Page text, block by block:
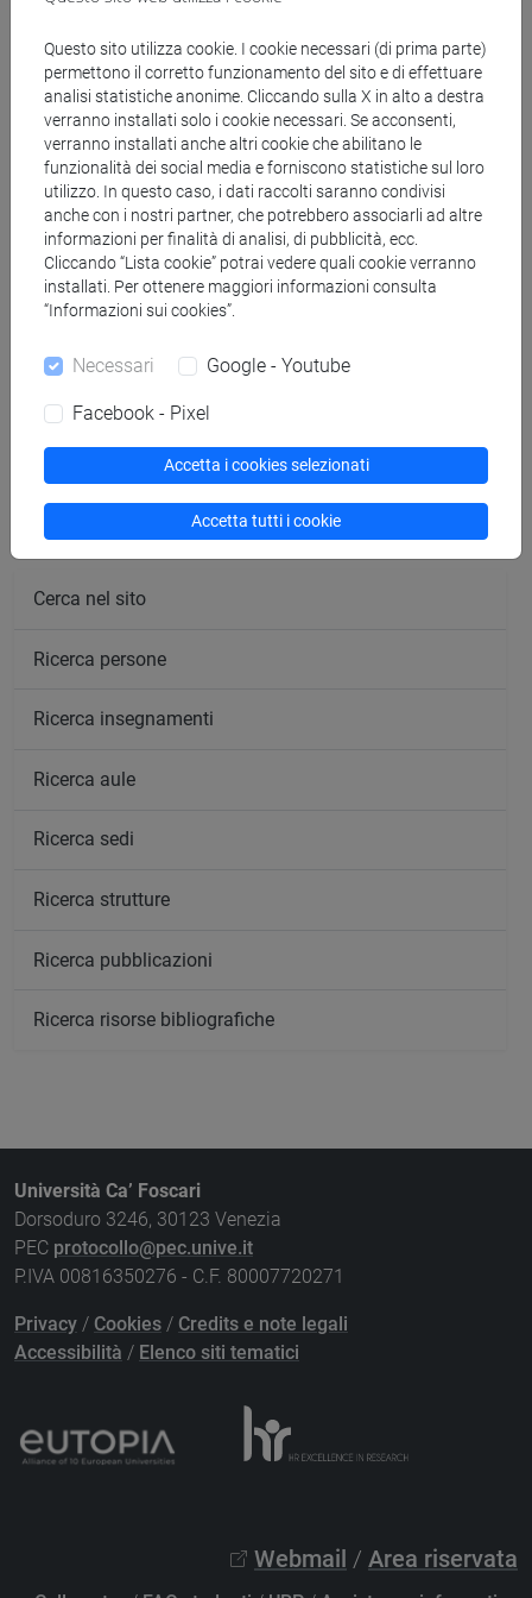
COSTOLA Michele- 30h Lezione
Materiali didattici
Materiali su Moodle
Corsi di studio e percorsi
magistrale (DM270)
Cerca nel sito
Ricerca persone
Ricerca insegnamenti
Ricerca aule
Ricerca sedi
Ricerca strutture
Ricerca pubblicazioni
Ricerca risorse bibliografiche
Università Ca’ Foscari
Dorsoduro 3246, 30123 Venezia
PEC protocollo@pec.unive.it
P.IVA 00816350276 - C.F. 80007720271
Privacy / Cookies / Credits e note legali
Accessibilità / Elenco siti tematici
Webmail / Area riservata
Questo sito utilizza cookie. I cookie necessari (di prima parte)
permettono il corretto funzionamento del sito e di effettuare
analisi statistiche anonime. Cliccando sulla X in alto a destra
verranno installati solo i cookie necessari. Se acconsenti,
verranno installati anche altri cookie che abilitano le
funzionalità dei social media e forniscono statistiche sul loro
utilizzo. In questo caso, i dati raccolti saranno condivisi
anche con i nostri partner, che potrebbero associarli ad altre
informazioni per finalità di analisi, di pubblicità, ecc.
Cliccando “Lista cookie” potrai vedere quali cookie verranno
installati. Per ottenere maggiori informazioni consulta
“Informazioni sui cookies”.
Necessari Google - Youtube
Facebook - Pixel
Accetta i cookies selezionati
Accetta tutti i cookie